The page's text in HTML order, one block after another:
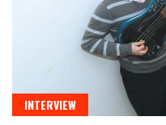
INTERVIEW